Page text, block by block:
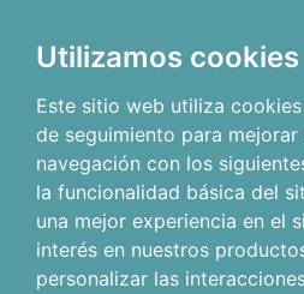
Utilizamos cookies
Este sitio web utiliza
de seguimiento para
navegación con los
la funcionalidad básica del
una mejor experiencia en el
interés en nuestros
personalizar las